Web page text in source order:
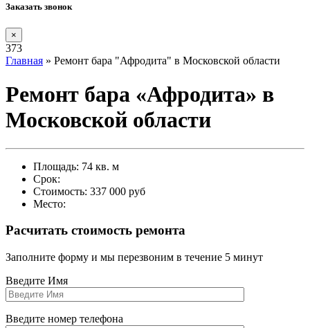
Заказать звонок
×
373
Главная » Ремонт бара "Афродита" в Московской области
Ремонт бара «Афродита» в
Московской области
Площадь: 74 кв. м
Срок:
Стоимость: 337 000 руб
Место:
Расчитать стоимость ремонта
Заполните форму и мы перезвоним в течение 5 минут
Введите Имя
Введите номер телефона